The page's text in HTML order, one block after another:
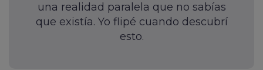
una realidad paralela que no sabías
que existía. Yo flipé cuando descubrí
esto.